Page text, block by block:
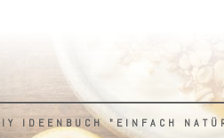
IDEENBUCH "EINFACH